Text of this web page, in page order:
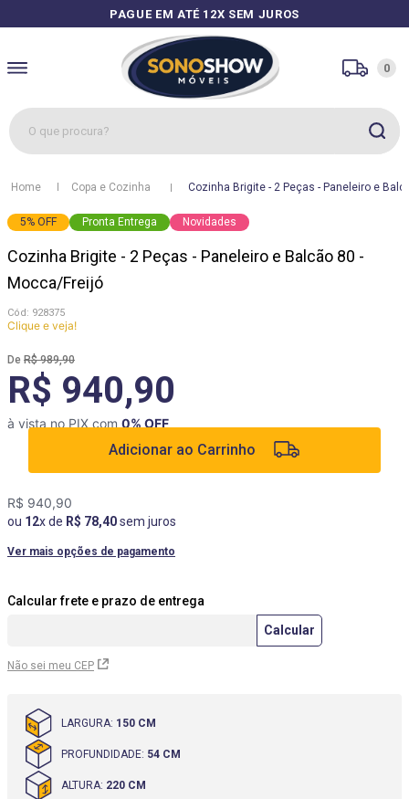
PAGUE EM ATÉ 12X SEM JUROS
0
O que procura?
Copa e Cozinha Cozinha Brigite - 2 Peças - Paneleiro e
5% OFF Pronta Entrega Novidades
Cozinha Brigite - 2 Peças - Paneleiro e Balcão 80 -
Mocca/Freijó
: 928375
Clique e veja!
R$ 989,90
R$ 940,90
à vista no PIX com 0% OFF
Adicionar ao Carrinho
R$ 940,90
ou 12x de R$ 78,40sem juros
Ver mais opções de pagamento
Não sei meu CEP
LARGURA: 150 CM
PROFUNDIDADE: 54 CM
ALTURA: 220 CM
3º cozinhas
4º sofá
6º mesa
7º cozinha módulos
8 º rack
9º box